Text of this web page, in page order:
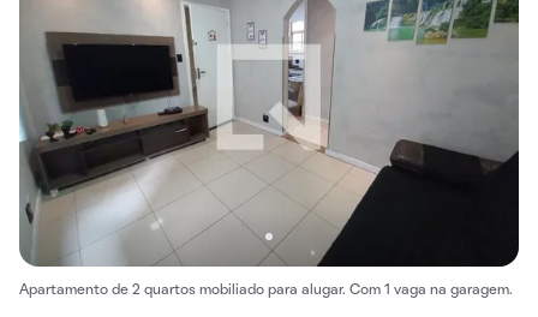
Apartamento de 2 quartos mobiliado para alugar. Com 1 vaga na garagem.